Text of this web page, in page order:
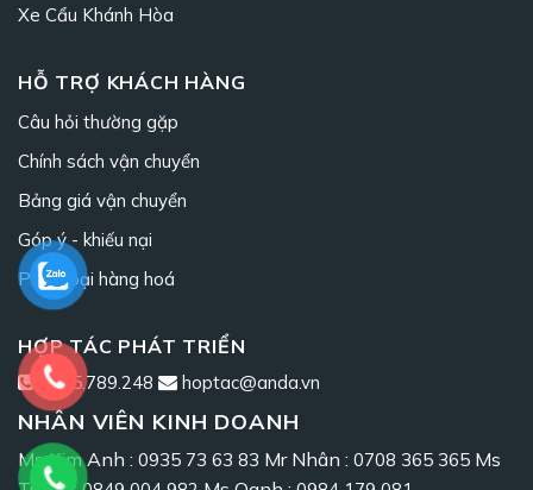
Xe Cẩu Khánh Hòa
HỖ TRỢ KHÁCH HÀNG
Câu hỏi thường gặp
Chính sách vận chuyển
Bảng giá vận chuyển
Góp ý - khiếu nại
Phân loại hàng hoá
HỢP TÁC PHÁT TRIỂN
0965.789.248 hoptac@anda.vn
NHÂN VIÊN KINH DOANH
Ms Kim Anh : 0935 73 63 83 Mr Nhân : 0708 365 365 Ms